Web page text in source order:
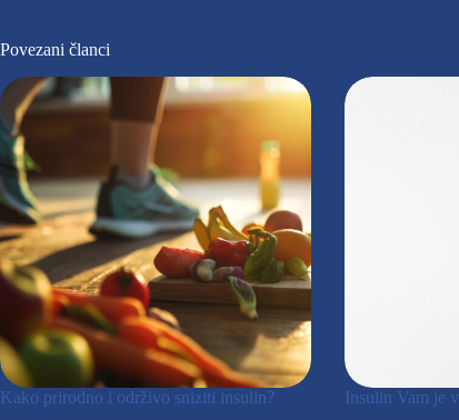
Povezani članci
Kako prirodno i održivo sniziti insulin? Insulin Vam je